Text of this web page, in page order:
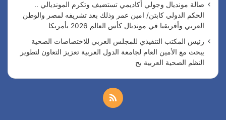
صالة مونديال وجولي أكاديمي تستضيف وتكرم المونديالي ..
الحكم الدولي كابتن/ امين عمر وذلك بعد تشريفه لمصر والوطن
العربي وأفريقيا في مونديال كأس العالم 2026 بأمريكا
رئيس المكتب التنفيذي للمجلس العربي للاختصاصات الصحية
يبحث مع الأمين العام لجامعة الدول العربية تعزيز التعاون لتطوير
النظم الصحية العربية بح